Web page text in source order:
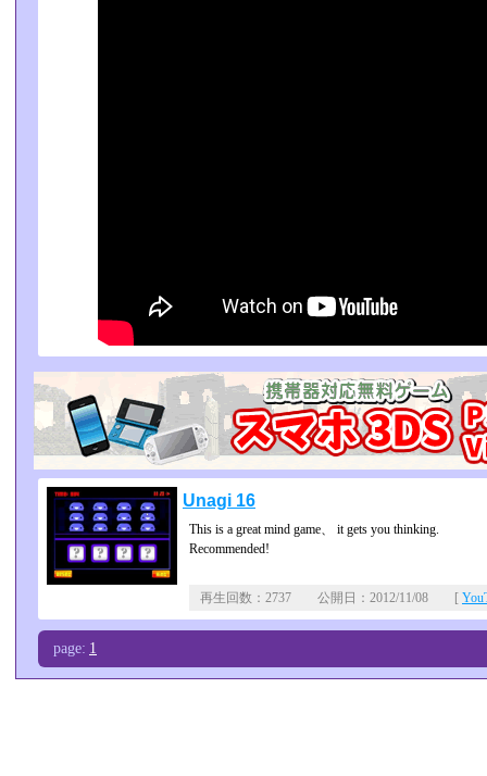
Unagi 16
This is a great mind game、 it gets you thinking.
Recommended!
再生回数：2737 公開日：2012/11/08 [
page: 1